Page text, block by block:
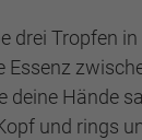
drei Tropfen
Essenz
deine Hände
und rings